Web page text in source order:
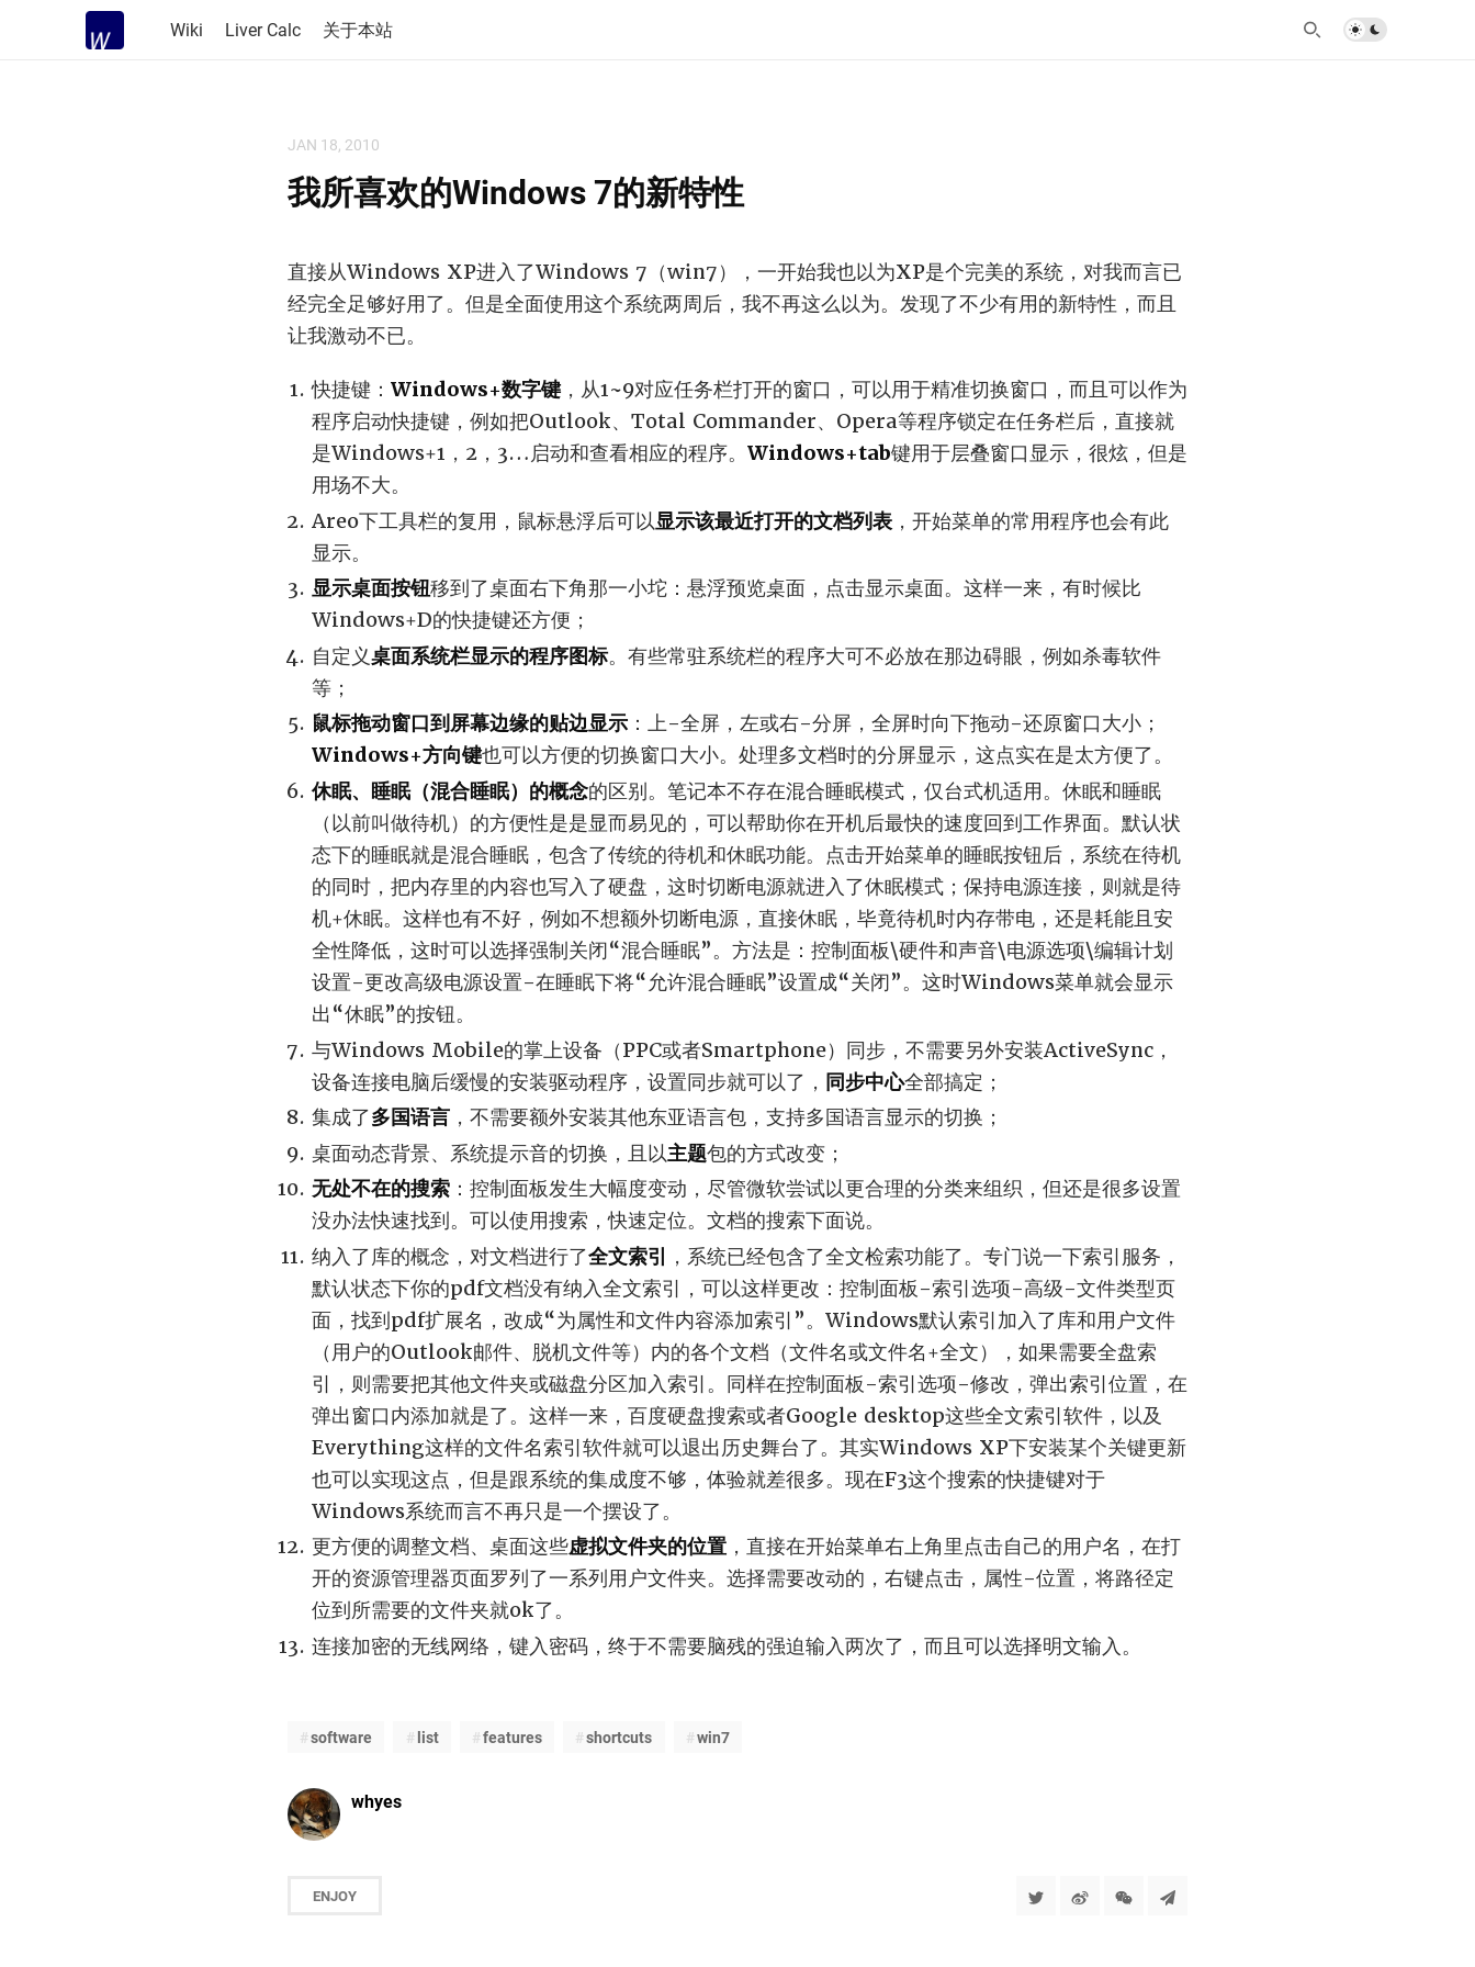
Wiki Liver Calc 关于本站
JAN 18, 2010
我所喜欢的Windows 7的新特性
直接从Windows XP进入了Windows 7（win7），一开始我也以为XP是个完美的系统，对我而言已
经完全足够好用了。但是全面使用这个系统两周后，我不再这么以为。发现了不少有用的新特性，而且
让我激动不已。
快捷键： Windows+数字键，从1~9对应任务栏打开的窗口，可以用于精准切换窗口，而且可以作为
程序启动快捷键，例如把Outlook、Total Commander、Opera等程序锁定在任务栏后，直接就
是Windows+1，2，3…启动和查看相应的程序。 Windows+tab键用于层叠窗口显示，很炫，但是
用场不大。
Areo下工具栏的复用，鼠标悬浮后可以显示该最近打开的文档列表 ，开始菜单的常用程序也会有此
显示。
显示桌面按钮移到了桌面右下角那一小坨：悬浮预览桌面，点击显示桌面。这样一来，有时候比
Windows+D的快捷键还方便；
自定义桌面系统栏显示的程序图标。有些常驻系统栏的程序大可不必放在那边碍眼，例如杀毒软件
等；
鼠标拖动窗口到屏幕边缘的贴边显示 ：上-全屏，左或右-分屏，全屏时向下拖动-还原窗口大小；
Windows+方向键也可以方便的切换窗口大小。处理多文档时的分屏显示，这点实在是太方便了。
休眠、睡眠（混合睡眠）的概念的区别。笔记本不存在混合睡眠模式，仅台式机适用。休眠和睡眠
（以前叫做待机）的方便性是是显而易见的，可以帮助你在开机后最快的速度回到工作界面。默认状
态下的睡眠就是混合睡眠，包含了传统的待机和休眠功能。点击开始菜单的睡眠按钮后，系统在待机
的同时，把内存里的内容也写入了硬盘，这时切断电源就进入了休眠模式；保持电源连接，则就是待
机+休眠。这样也有不好，例如不想额外切断电源，直接休眠，毕竟待机时内存带电，还是耗能且安
全性降低，这时可以选择强制关闭“混合睡眠”。方法是：控制面板\硬件和声音\电源选项\编辑计划
设置-更改高级电源设置-在睡眠下将“允许混合睡眠”设置成“关闭”。这时Windows菜单就会显示
出“休眠”的按钮。
与Windows Mobile的掌上设备（PPC或者Smartphone）同步，不需要另外安装ActiveSync，
设备连接电脑后缓慢的安装驱动程序，设置同步就可以了， 同步中心全部搞定；
集成了多国语言 ，不需要额外安装其他东亚语言包，支持多国语言显示的切换；
桌面动态背景、系统提示音的切换，且以主题包的方式改变；
无处不在的搜索 ：控制面板发生大幅度变动，尽管微软尝试以更合理的分类来组织，但还是很多设置
没办法快速找到。可以使用搜索，快速定位。文档的搜索下面说。
纳入了库的概念，对文档进行了全文索引 ，系统已经包含了全文检索功能了。专门说一下索引服务，
默认状态下你的pdf文档没有纳入全文索引，可以这样更改：控制面板-索引选项-高级-文件类型页
面，找到pdf扩展名，改成“为属性和文件内容添加索引”。Windows默认索引加入了库和用户文件
（用户的Outlook邮件、脱机文件等）内的各个文档（文件名或文件名+全文），如果需要全盘索
引，则需要把其他文件夹或磁盘分区加入索引。同样在控制面板-索引选项-修改，弹出索引位置，在
弹出窗口内添加就是了。这样一来，百度硬盘搜索或者Google desktop这些全文索引软件，以及
Everything这样的文件名索引软件就可以退出历史舞台了。其实Windows XP下安装某个关键更新
也可以实现这点，但是跟系统的集成度不够，体验就差很多。现在F3这个搜索的快捷键对于
Windows系统而言不再只是一个摆设了。
更方便的调整文档、桌面这些虚拟文件夹的位置 ，直接在开始菜单右上角里点击自己的用户名，在打
开的资源管理器页面罗列了一系列用户文件夹。选择需要改动的，右键点击，属性-位置，将路径定
位到所需要的文件夹就ok了。
连接加密的无线网络，键入密码，终于不需要脑残的强迫输入两次了，而且可以选择明文输入。
software list features shortcuts win7
whyes
ENJOY